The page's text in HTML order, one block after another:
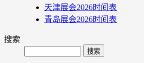
天津展会2026时间表
青岛展会2026时间表
搜索
Search